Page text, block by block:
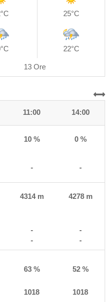
25°C
22°C
13 Ore
11:00 14:00
10 % 0 %
- -
4314 m 4278 m
-
-
-
-
63 % 52 %
1018 1018